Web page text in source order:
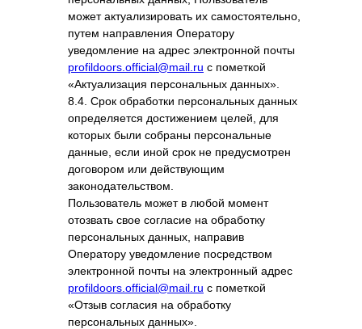
может актуализировать их самостоятельно,
путем направления Оператору
уведомление на адрес электронной почты
profildoors.official@mail.ru с пометкой
«Актуализация персональных данных».
8.4. Срок обработки персональных данных
определяется достижением целей, для
которых были собраны персональные
данные, если иной срок не предусмотрен
договором или действующим
законодательством.
Пользователь может в любой момент
отозвать свое согласие на обработку
персональных данных, направив
Оператору уведомление посредством
электронной почты на электронный адрес
profildoors.official@mail.ru с пометкой
«Отзыв согласия на обработку
персональных данных».